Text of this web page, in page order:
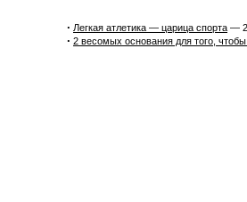
· Легкая атлетика — царица спорта —
· 2 весомых основания для того,